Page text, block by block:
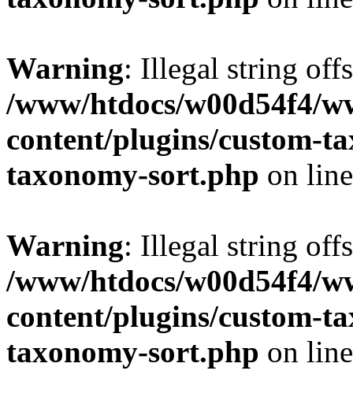
Warning: Illegal string
/www/htdocs/w00d54f4/
content/plugins/custom-
taxonomy-sort.php on
Warning: Illegal string
/www/htdocs/w00d54f4/
content/plugins/custom-
taxonomy-sort.php on